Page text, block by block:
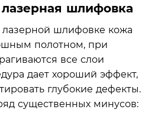
шлифовка
шлифовке кожа
полотном, при
все слои
дает хороший эффект,
глубокие дефекты.
существенных минусов: